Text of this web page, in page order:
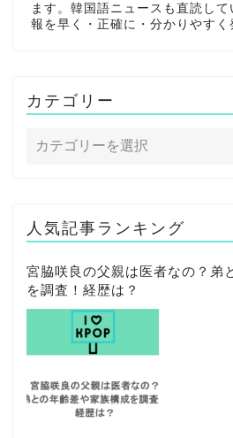
ます。韓国語ニュースも直読し
報を早く・正確に・分かりやすく
カテゴリー
人気記事ランキング
宮脇咲良の父親は医者なの？弟
を調査！経歴は？